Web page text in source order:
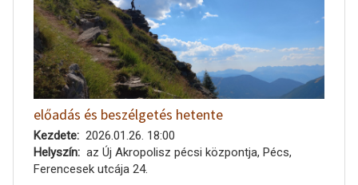
előadás és beszélgetés hetente
Kezdete
2026.01.26. 18:00
Helyszín
az Új Akropolisz pécsi központja, Pécs,
Ferencesek utcája 24.